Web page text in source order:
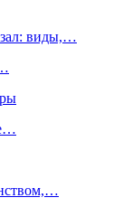
зал: виды,…